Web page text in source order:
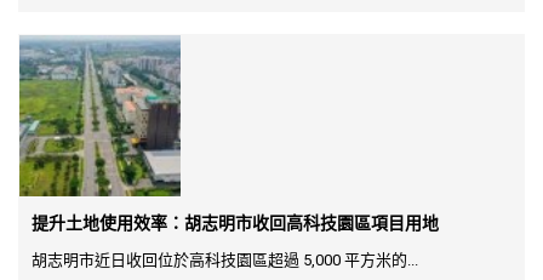
提升土地使用效率：胡志明市收回高科技園區項目用地
胡志明市近日收回位於高科技園區超過 5,000 平方米的...